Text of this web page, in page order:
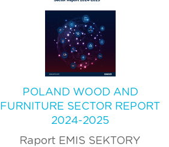
POLAND WOOD AND
FURNITURE SECTOR REPORT
2024-2025
Raport EMIS SEKTORY